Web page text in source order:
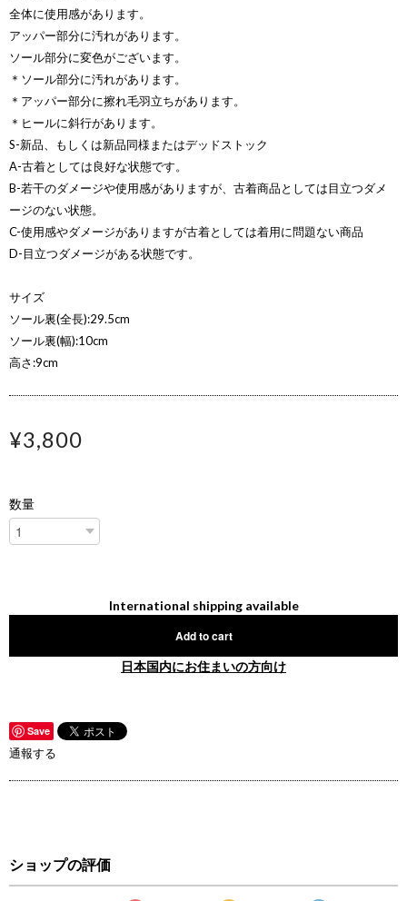
全体に使用感があります。
アッパー部分に汚れがあります。
ソール部分に変色がございます。
＊ソール部分に汚れがあります。
＊アッパー部分に擦れ毛羽立ちがあります。
＊ヒールに斜行があります。
S-新品、もしくは新品同様またはデッドストック
A-古着としては良好な状態です。
B-若干のダメージや使用感がありますが、古着商品としては目立つダメ
ージのない状態。
C-使用感やダメージがありますが古着としては着用に問題ない商品
D-目立つダメージがある状態です。
サイズ
ソール裏(全長):29.5cm
ソール裏(幅):10cm
高さ:9cm
¥3,800
数量
International shipping available
Add to cart
日本国内にお住まいの方向け
Save
通報する
ショップの評価